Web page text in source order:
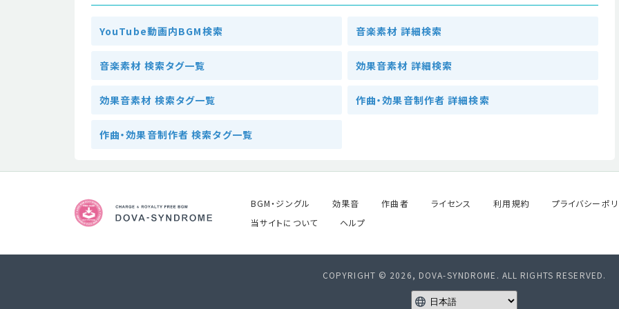
YouTube動画内BGM検索 音楽素材 詳細検索
音楽素材 検索タグ一覧 効果音素材 詳細検索
効果音素材 検索タグ一覧 作曲・効果音制作者 詳細検索
作曲・効果音制作者 検索タグ一覧
BGM・ジングル 効果音 作曲者 ライセンス 利用規約 プライバシーポ
当サイトについて
ヘルプ
COPYRIGHT © 2026, DOVA-SYNDROME. ALL RIGHTS RESERVED.